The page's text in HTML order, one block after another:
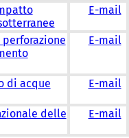
E-mail
E-mail
di acque
E-mail
delle
E-mail